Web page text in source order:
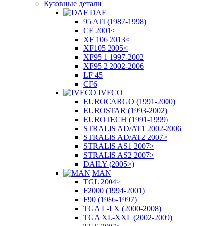
Кузовные детали
DAF
95 ATI (1987-1998)
CF 2001<
XF 106 2013<
XF105 2005<
XF95 1 1997-2002
XF95 2 2002-2006
LF 45
CF6
IVECO
EUROCARGO (1991-2000)
EUROSTAR (1993-2002)
EUROTECH (1991-1999)
STRALIS AD/AT1 2002-2006
STRALIS AD/AT2 2007>
STRALIS AS1 2007>
STRALIS AS2 2007>
DAILY (2005>)
MAN
TGL 2004>
F2000 (1994-2001)
F90 (1986-1997)
TGA L-LX (2000-2008)
TGA XL-XXL (2002-2009)